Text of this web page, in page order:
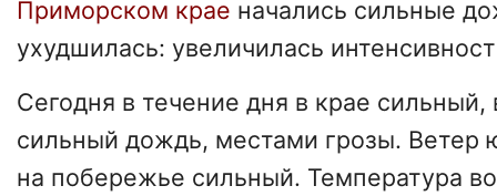
Приморском крае начались сильные
ухудшилась: увеличилась
Сегодня в течение дня в крае
сильный дождь, местами грозы.
на побережье сильный. Температура